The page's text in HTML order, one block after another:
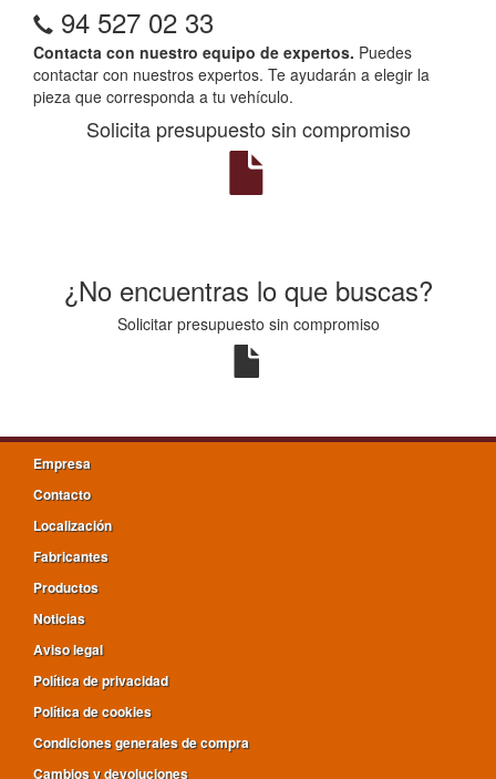
94 527 02 33
Contacta con nuestro equipo de expertos. Puedes
contactar con nuestros expertos. Te ayudarán a elegir la
pieza que corresponda a tu vehículo.
Solicita presupuesto sin compromiso
¿No encuentras lo que buscas?
Solicitar presupuesto sin compromiso
Empresa
Contacto
Localización
Fabricantes
Productos
Noticias
Aviso legal
Política de privacidad
Política de cookies
Condiciones generales de compra
Cambios y devoluciones